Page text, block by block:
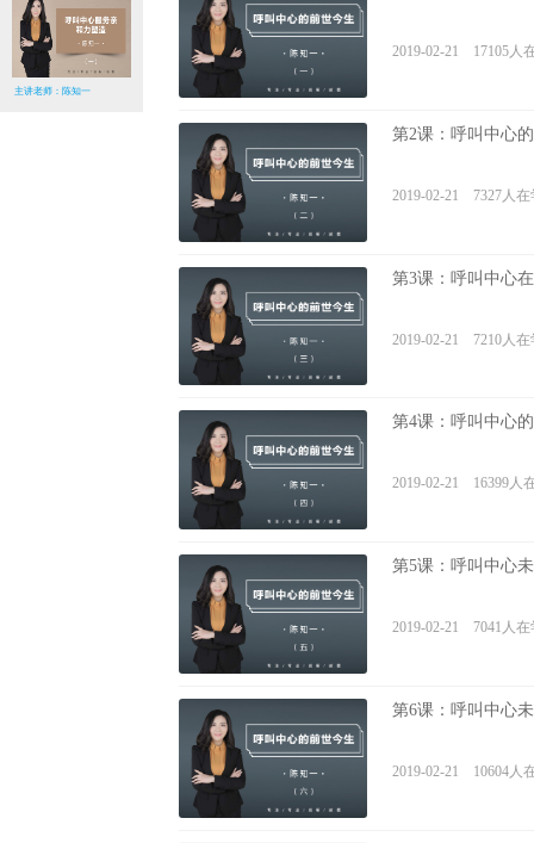
主讲老师：陈知一
2019-02-21 17105人
第2课：呼叫中心
2019-02-21 7327人在
第3课：呼叫中心
2019-02-21 7210人在
第4课：呼叫中心
2019-02-21 16399人
第5课：呼叫中心
2019-02-21 7041人在
第6课：呼叫中心
2019-02-21 10604人